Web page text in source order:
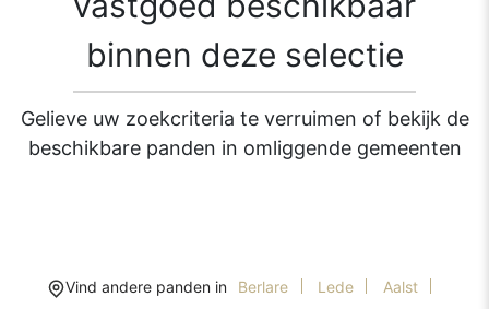
binnen deze selectie
Gelieve uw zoekcriteria te verruimen of bekijk de
beschikbare panden in omliggende gemeenten
Vind andere panden in Berlare Lede
Aalst